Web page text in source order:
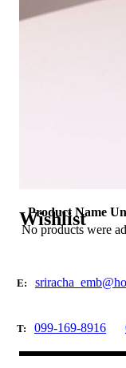
Wishlist
Product Name
No products were
E:
T: 099-169-8916